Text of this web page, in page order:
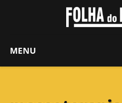
MENU